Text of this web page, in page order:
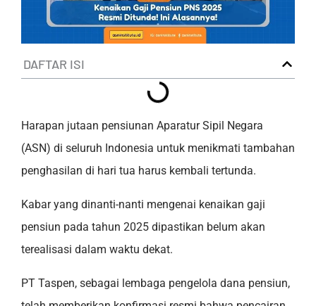
DAFTAR ISI
Harapan jutaan pensiunan Aparatur Sipil Negara
(ASN) di seluruh Indonesia untuk menikmati tambahan
penghasilan di hari tua harus kembali tertunda.
Kabar yang dinanti-nanti mengenai kenaikan gaji
pensiun pada tahun 2025 dipastikan belum akan
terealisasi dalam waktu dekat.
PT Taspen, sebagai lembaga pengelola dana pensiun,